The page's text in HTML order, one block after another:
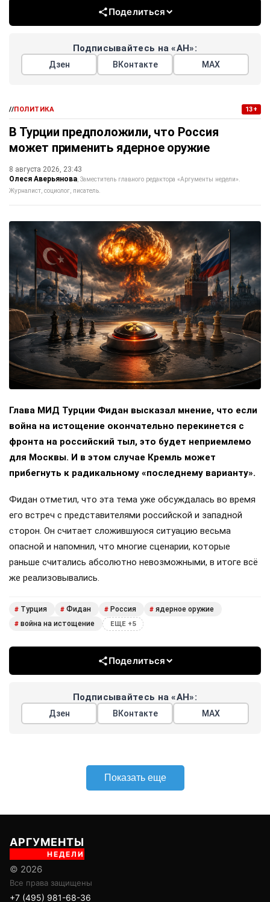
Поделиться
Подписывайтесь на «АН»:
Дзен ВКонтакте МАХ
//ПОЛИТИКА 13+
В Турции предположили, что Россия
может применить ядерное оружие
8 августа 2026, 23:43
Олеся Аверьянова Заместитель главного редактора «Аргументы недели».
Журналист, социолог, писатель.
Глава МИД Турции Фидан высказал мнение, что если
война на истощение окончательно перекинется с
фронта на российский тыл, это будет неприемлемо
для Москвы. И в этом случае Кремль может
прибегнуть к радикальному «последнему варианту».
Фидан отметил, что эта тема уже обсуждалась во время
его встреч с представителями российской и западной
сторон. Он считает сложившуюся ситуацию весьма
опасной и напомнил, что многие сценарии, которые
раньше считались абсолютно невозможными, в итоге всё
же реализовывались.
# Турция # Фидан # Россия # ядерное оружие
# война на истощение ЕЩЕ +5
Поделиться
Подписывайтесь на «АН»:
Дзен ВКонтакте МАХ
Показать еще
АРГУМЕНТЫ
НЕДЕЛИ
© 2026
Все права защищены
+7 (495) 981-68-36